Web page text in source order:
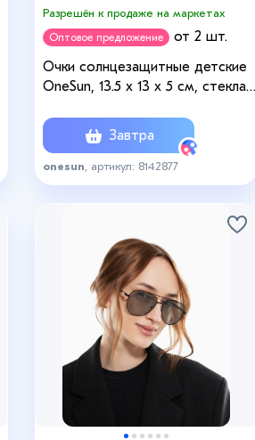
Разрешён к продаже на маркетах
Оптовое предложение
от 2 шт.
Очки солнцезащитные детские
OneSun, 13.5 х 13 х 5 см, стекла
Завтра
onesun , артикул: 8142877